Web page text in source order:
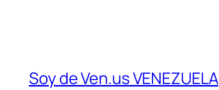
Soy de Ven.us VENEZUELA